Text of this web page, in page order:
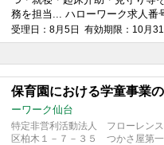
務を担当... ハローワーク求人番
受理日：8月5日 有効期限：10月31
保育園における学童事業
ーワーク仙台
特定非営利活動法人 フローレン
区柏木１－７－３５ つかさ屋第